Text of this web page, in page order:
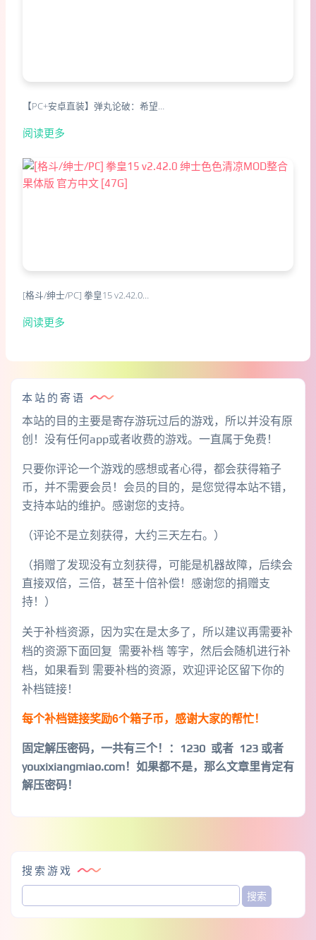
【PC+安卓直装】弹丸论破：希望…
阅读更多
[格斗/绅士/PC] 拳皇15 v2.42.0…
阅读更多
本站的寄语
本站的目的主要是寄存游玩过后的游戏，所以并没有原
创！没有任何app或者收费的游戏。一直属于免费！
只要你评论一个游戏的感想或者心得，都会获得箱子
币，并不需要会员！会员的目的，是您觉得本站不错，
支持本站的维护。感谢您的支持。
（评论不是立刻获得，大约三天左右。）
（捐赠了发现没有立刻获得，可能是机器故障，后续会
直接双倍，三倍，甚至十倍补偿！感谢您的捐赠支
持！）
关于补档资源，因为实在是太多了，所以建议再需要补
档的资源下面回复 需要补档 等字，然后会随机进行补
档，如果看到 需要补档的资源，欢迎评论区留下你的
补档链接！
每个补档链接奖励6个箱子币，感谢大家的帮忙！
固定解压密码，一共有三个！
：1230 或者 123 或者
youxixiangmiao.com！如果都不是，那么文章里肯定有
解压密码！
搜索游戏